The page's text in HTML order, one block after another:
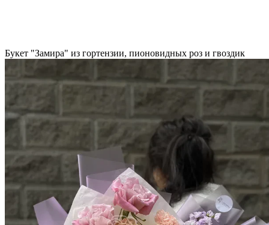
Букет "Замира" из гортензии, пионовидных роз и гвоздик